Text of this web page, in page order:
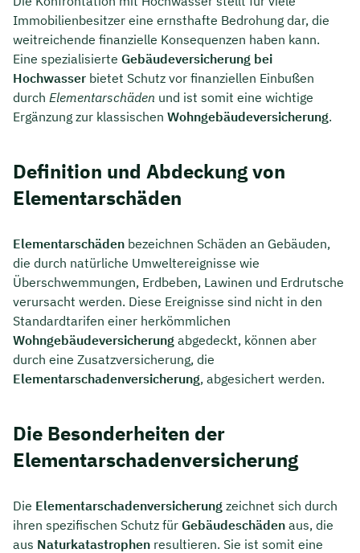
Immobilienbesitzer eine ernsthafte Bedrohung dar, die
weitreichende finanzielle Konsequenzen haben kann.
Eine spezialisierte Gebäudeversicherung bei
Hochwasser bietet Schutz vor finanziellen Einbußen
durch Elementarschäden und ist somit eine wichtige
Ergänzung zur klassischen Wohngebäudeversicherung.
Definition und Abdeckung von
Elementarschäden
Elementarschäden bezeichnen Schäden an Gebäuden,
die durch natürliche Umweltereignisse wie
Überschwemmungen, Erdbeben, Lawinen und Erdrutsche
verursacht werden. Diese Ereignisse sind nicht in den
Standardtarifen einer herkömmlichen
Wohngebäudeversicherung abgedeckt, können aber
durch eine Zusatzversicherung, die
Elementarschadenversicherung, abgesichert werden.
Die Besonderheiten der
Elementarschadenversicherung
Die Elementarschadenversicherung zeichnet sich durch
ihren spezifischen Schutz für Gebäudeschäden aus, die
aus Naturkatastrophen resultieren. Sie ist somit eine